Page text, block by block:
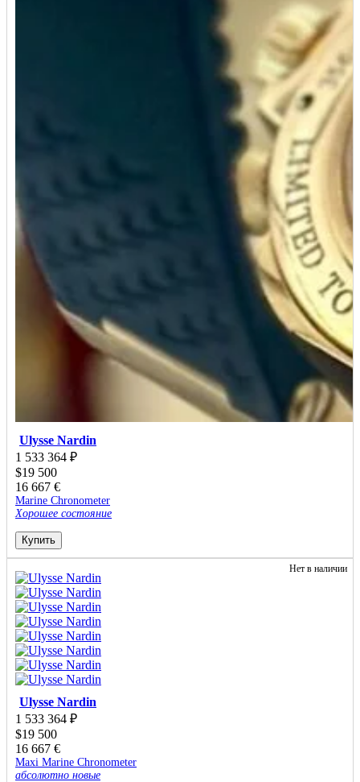
Ulysse Nardin
1 533 364 ₽
$19 500
16 667 €
Marine Chronometer
Хорошее состояние
Купить
Нет в наличии
Ulysse Nardin
1 533 364 ₽
$19 500
16 667 €
Maxi Marine Chronometer
абсолютно новые